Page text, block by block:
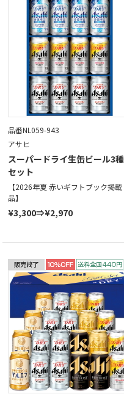
品番NL059-943
アサヒ
スーパードライ生缶ビール3種
セット
【2026年夏 赤いギフトブック掲載
品】
¥3,300⇒¥2,970